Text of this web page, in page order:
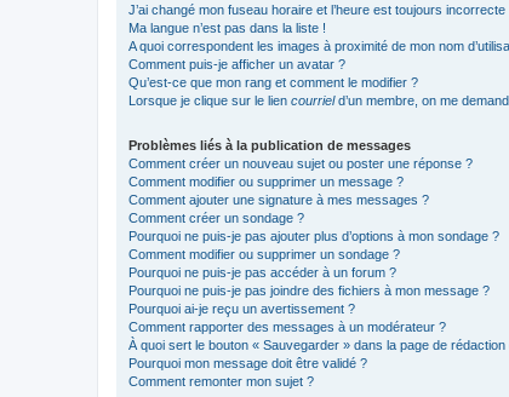
J’ai changé mon fuseau horaire et l’heure est toujours incorrecte
Ma langue n’est pas dans la liste !
A quoi correspondent les images à proximité de mon nom
Comment puis-je afficher un avatar ?
Qu’est-ce que mon rang et comment le modifier ?
Lorsque je clique sur le lien courrield’un membre, on me
Problèmes liés à la publication de messages
Comment créer un nouveau sujet ou poster une réponse ?
Comment modifier ou supprimer un message ?
Comment ajouter une signature à mes messages ?
Comment créer un sondage ?
Pourquoi ne puis-je pas ajouter plus d’options à mon sondage ?
Comment modifier ou supprimer un sondage ?
Pourquoi ne puis-je pas accéder à un forum ?
Pourquoi ne puis-je pas joindre des fichiers à mon message ?
Pourquoi ai-je reçu un avertissement ?
Comment rapporter des messages à un modérateur ?
À quoi sert le bouton « Sauvegarder » dans la page de
Pourquoi mon message doit être validé ?
Comment remonter mon sujet ?